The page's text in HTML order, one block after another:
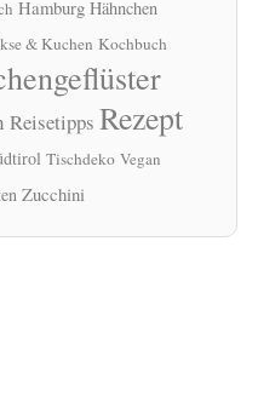
Hamburg Hähnchen
& Kuchen Kochbuch
Reisetipps Rezept
Tischdeko Vegan
Zucchini